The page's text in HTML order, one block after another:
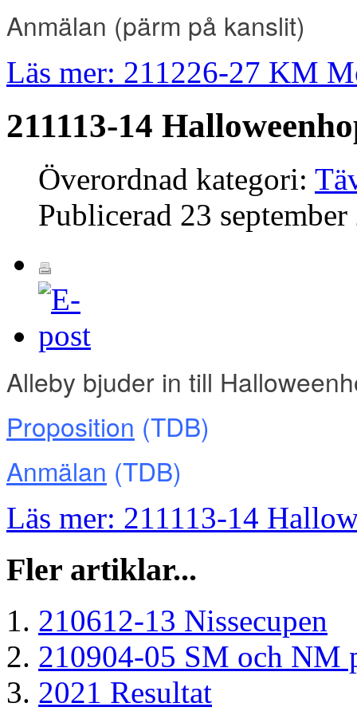
Anmälan (pärm på kanslit)
Läs mer: 211226-27 KM
211113-14
Överordnad kategori:
Publicerad 23
Alleby bjuder in till
Proposition (TDB)
Anmälan (TDB)
Läs mer: 211113-14
Fler artiklar...
210612-13 Nissecupen
210904-05 SM och NM
2021 Resultat